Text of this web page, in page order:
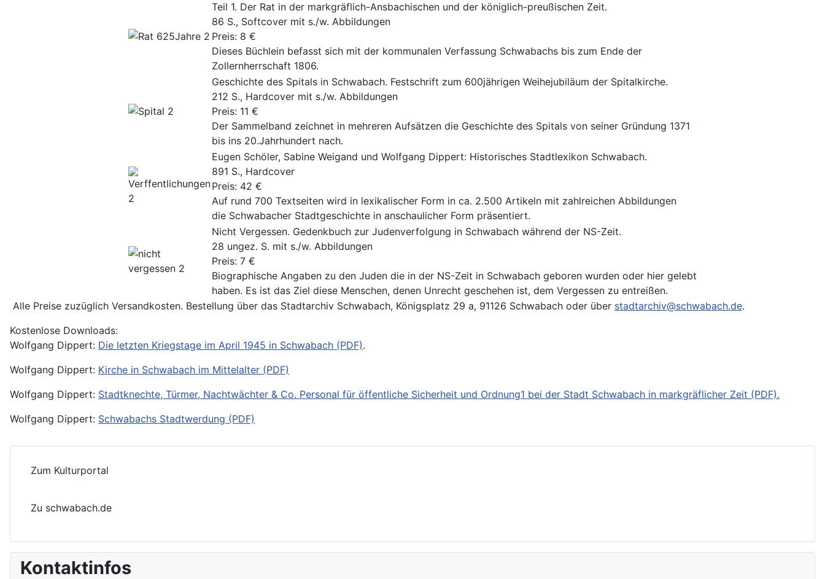
Teil 1. Der Rat in der markgräflich-Ansbachischen und der königlich-preußischen Zeit.
86 S., Softcover mit s./w. Abbildungen
Preis: 8 €
Dieses Büchlein befasst sich mit der kommunalen Verfassung Schwabachs bis zum Ende der
Zollernherrschaft 1806.
Geschichte des Spitals in Schwabach. Festschrift zum 600jährigen Weihejubiläum der Spitalkirche.
212 S., Hardcover mit s./w. Abbildungen
Preis: 11 €
Der Sammelband zeichnet in mehreren Aufsätzen die Geschichte des Spitals von seiner Gründung 1371
bis ins 20.Jahrhundert nach.
Eugen Schöler, Sabine Weigand und Wolfgang Dippert: Historisches Stadtlexikon Schwabach.
891 S., Hardcover
Preis: 42 €
Auf rund 700 Textseiten wird in lexikalischer Form in ca. 2.500 Artikeln mit zahlreichen Abbildungen
die Schwabacher Stadtgeschichte in anschaulicher Form präsentiert.
Nicht Vergessen. Gedenkbuch zur Judenverfolgung in Schwabach während der NS-Zeit.
28 ungez. S. mit s./w. Abbildungen
Preis: 7 €
Biographische Angaben zu den Juden die in der NS-Zeit in Schwabach geboren wurden oder hier gelebt
haben. Es ist das Ziel diese Menschen, denen Unrecht geschehen ist, dem Vergessen zu entreißen.
Alle Preise zuzüglich Versandkosten. Bestellung über das Stadtarchiv Schwabach, Königsplatz 29 a, 91126 Schwabach oder über stadtarchiv@schwabach.de.
Kostenlose Downloads:
Wolfgang Dippert: Die letzten Kriegstage im April 1945 in Schwabach (PDF).
Wolfgang Dippert: Kirche in Schwabach im Mittelalter (PDF)
Wolfgang Dippert: Stadtknechte, Türmer, Nachtwächter & Co. Personal für öffentliche Sicherheit und Ordnung1 bei der Stadt Schwabach in markgräflicher Zeit (PDF).
Wolfgang Dippert: Schwabachs Stadtwerdung (PDF)
Zum Kulturportal
Zu schwabach.de
Kontaktinfos